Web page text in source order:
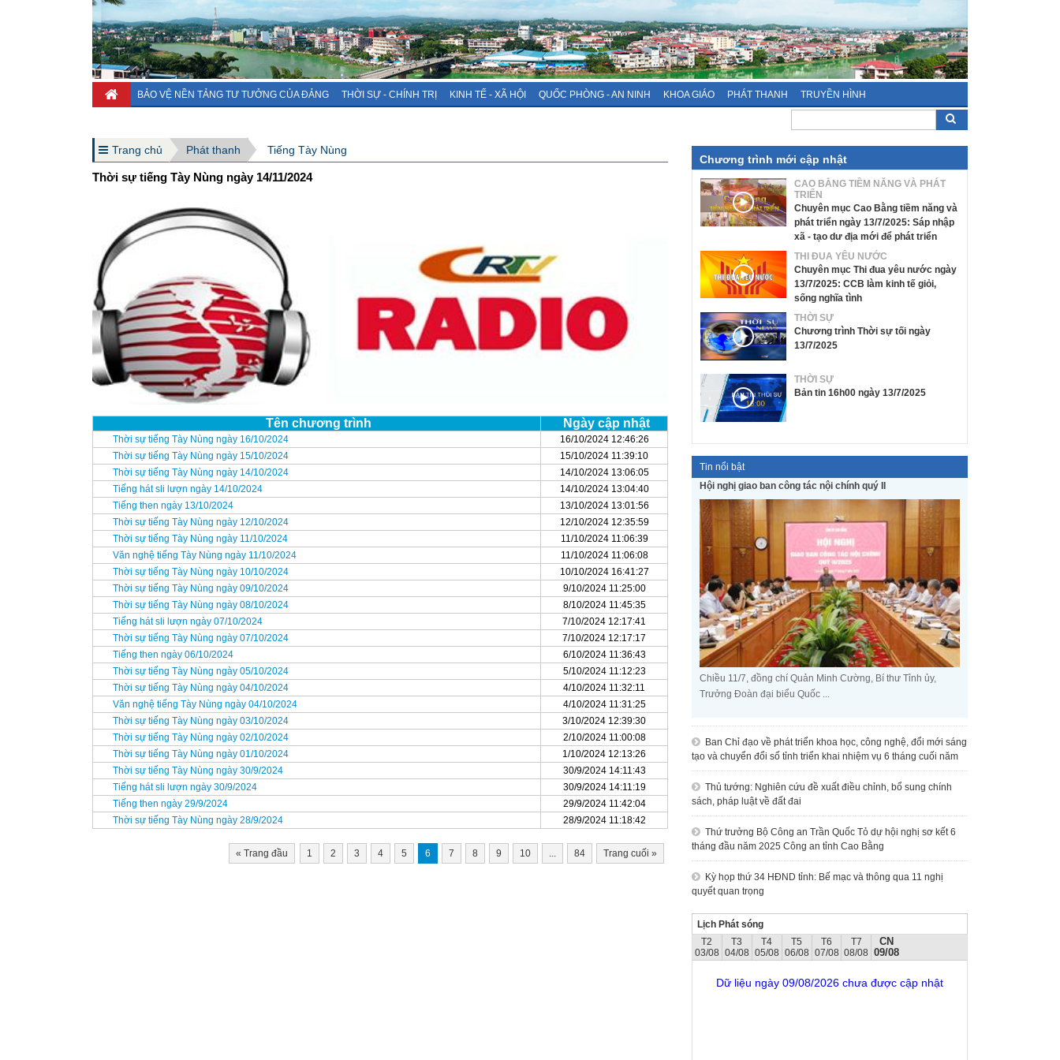
BẢO VỆ NỀN TẢNG TƯ TƯỞNG CỦA ĐẢNG THỜI SỰ - CHÍNH TRỊ KINH TẾ - XÃ HỘI QUỐC PHÒNG - AN NINH KHOA GIÁO PHÁT THANH TRUYỀN HÌNH
Trang chủ Phát thanh Tiếng Tày Nùng
Thời sự tiếng Tày Nùng ngày 14/11/2024
Tên chương trình Ngày cập nhật
Thời sự tiếng Tày Nùng ngày 16/10/2024
16/10/2024 12:46:26
Thời sự tiếng Tày Nùng ngày 15/10/2024
15/10/2024 11:39:10
Thời sự tiếng Tày Nùng ngày 14/10/2024
14/10/2024 13:06:05
Tiếng hát sli lượn ngày 14/10/2024
14/10/2024 13:04:40
Tiếng then ngày 13/10/2024
13/10/2024 13:01:56
Thời sự tiếng Tày Nùng ngày 12/10/2024
12/10/2024 12:35:59
Thời sự tiếng Tày Nùng ngày 11/10/2024
11/10/2024 11:06:39
Văn nghệ tiếng Tày Nùng ngày 11/10/2024
11/10/2024 11:06:08
Thời sự tiếng Tày Nùng ngày 10/10/2024
10/10/2024 16:41:27
Thời sự tiếng Tày Nùng ngày 09/10/2024
9/10/2024 11:25:00
Thời sự tiếng Tày Nùng ngày 08/10/2024
8/10/2024 11:45:35
Tiếng hát sli lượn ngày 07/10/2024
7/10/2024 12:17:41
Thời sự tiếng Tày Nùng ngày 07/10/2024
7/10/2024 12:17:17
Tiếng then ngày 06/10/2024
6/10/2024 11:36:43
Thời sự tiếng Tày Nùng ngày 05/10/2024
5/10/2024 11:12:23
Thời sự tiếng Tày Nùng ngày 04/10/2024
4/10/2024 11:32:11
Văn nghệ tiếng Tày Nùng ngày 04/10/2024
4/10/2024 11:31:25
Thời sự tiếng Tày Nùng ngày 03/10/2024
3/10/2024 12:39:30
Thời sự tiếng Tày Nùng ngày 02/10/2024
2/10/2024 11:00:08
Thời sự tiếng Tày Nùng ngày 01/10/2024
1/10/2024 12:13:26
Thời sự tiếng Tày Nùng ngày 30/9/2024
30/9/2024 14:11:43
Tiếng hát sli lượn ngày 30/9/2024
30/9/2024 14:11:19
Tiếng then ngày 29/9/2024
29/9/2024 11:42:04
Thời sự tiếng Tày Nùng ngày 28/9/2024
28/9/2024 11:18:42
« Trang đầu 1 2 3 4 5 6 7 8 9 10 ... 84 Trang cuối »
Chương trình mới cập nhật
CAO BẰNG TIỀM NĂNG VÀ PHÁT
TRIỂN
Chuyên mục Cao Bằng tiềm năng và
phát triển ngày 13/7/2025: Sáp nhập
xã - tạo dư địa mới để phát triển
THI ĐUA YÊU NƯỚC
Chuyên mục Thi đua yêu nước ngày
13/7/2025: CCB làm kinh tế giỏi,
sống nghĩa tình
THỜI SỰ
Chương trình Thời sự tối ngày
13/7/2025
THỜI SỰ
Bản tin 16h00 ngày 13/7/2025
Tin nổi bật
Hội nghị giao ban công tác nội chính quý II
Chiều 11/7, đồng chí Quản Minh Cường, Bí thư Tỉnh ủy,
Trưởng Đoàn đại biểu Quốc ...
Ban Chỉ đạo về phát triển khoa học, công nghệ, đổi mới sáng
tạo và chuyển đổi số tỉnh triển khai nhiệm vụ 6 tháng cuối năm
Thủ tướng: Nghiên cứu đề xuất điều chỉnh, bổ sung chính
sách, pháp luật về đất đai
Thứ trưởng Bộ Công an Trần Quốc Tỏ dự hội nghị sơ kết 6
tháng đầu năm 2025 Công an tỉnh Cao Bằng
Kỳ họp thứ 34 HĐND tỉnh: Bế mạc và thông qua 11 nghị
quyết quan trọng
Lịch Phát sóng
T2
03/08
T3
04/08
T4
05/08
T5
06/08
T6
07/08
T7
08/08
CN
09/08
Dữ liệu ngày 09/08/2026 chưa được cập nhật